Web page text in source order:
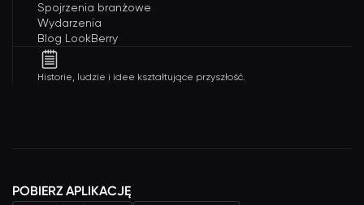
Spojrzenia branżowe
Wydarzenia
Blog LookBerry
Historie, ludzie i idee kształtujące przyszłość.
POBIERZ APLIKACJĘ